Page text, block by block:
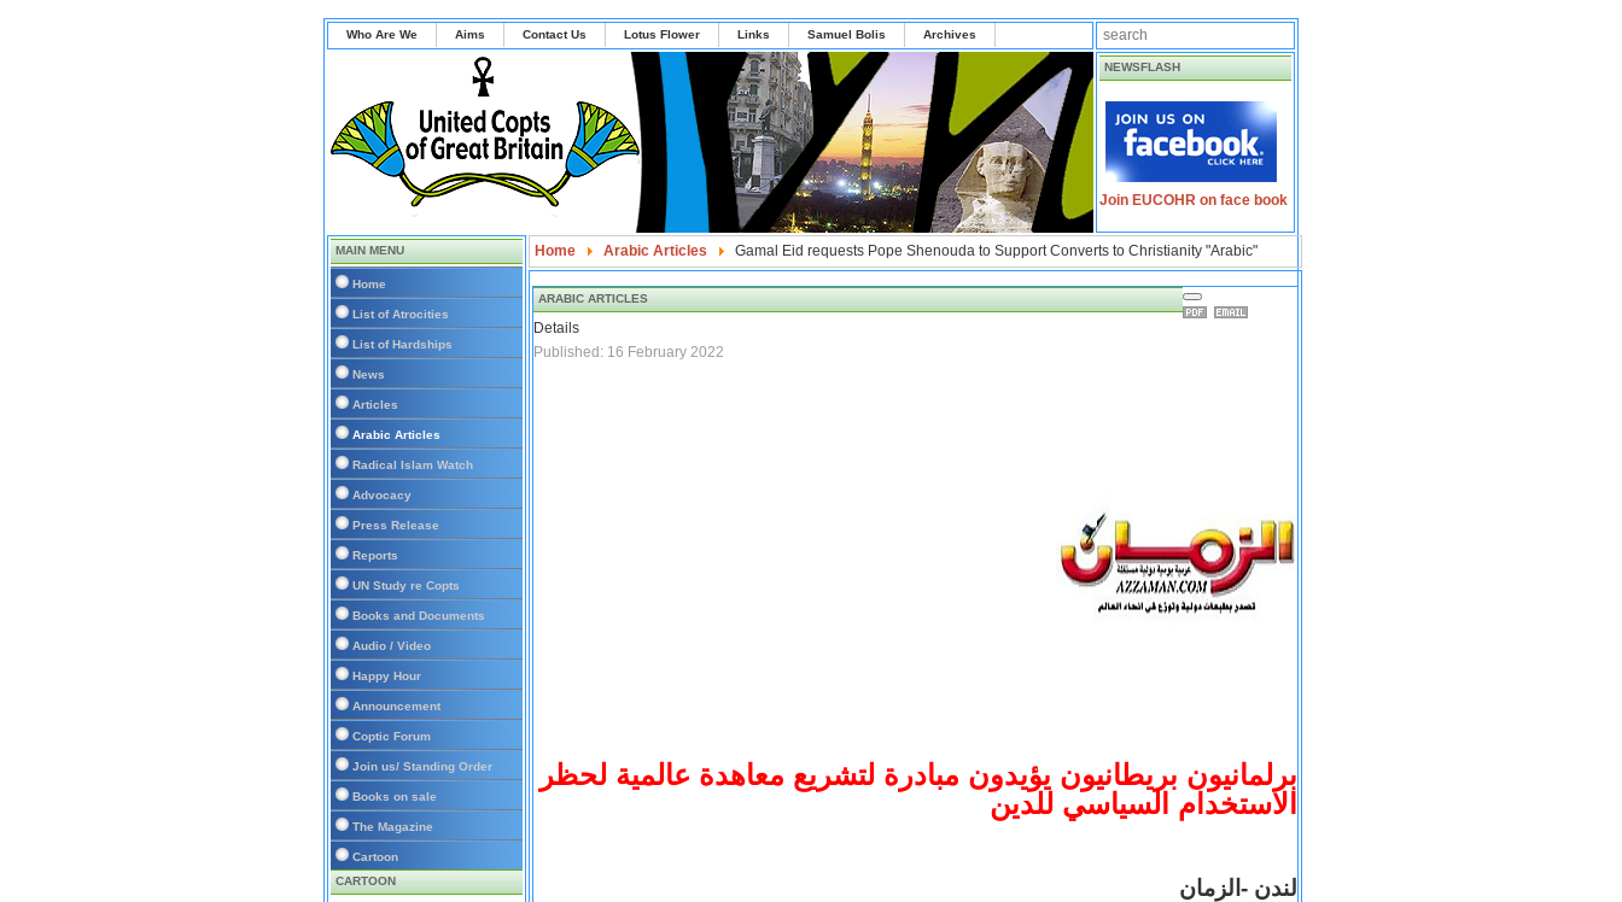
Who Are We Aims Contact Us Lotus Flower Links Samuel Bolis Archives
NEWSFLASH
Join EUCOHR on face book
MAIN MENU
Home
List of Atrocities
List of Hardships
News
Articles
Arabic Articles
Radical Islam Watch
Advocacy
Press Release
Reports
UN Study re Copts
Books and Documents
Audio / Video
Happy Hour
Announcement
Coptic Forum
Join us/ Standing Order
Books on sale
The Magazine
Cartoon
CARTOON
Home Arabic Articles Gamal Eid requests Pope Shenouda to Support Converts to Christianity "Arabic"
ARABIC ARTICLES
Details
Published: 16 February 2022
برلمانيون بريطانيون يؤيدون مبادرة لتشريع معاهدة عالمية لحظر
الاستخدام السياسي للدين
لندن -الزمان